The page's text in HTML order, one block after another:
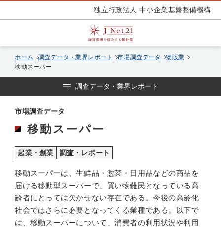
独立行政法人 中小企業基盤整備機構
ホーム 調査データ・業界レポート 市場調査データ
物販業
移動スーパー
調査データ・業界レポート
市場調査データ
移動スーパー
起業・創業 調査・レポート
移動スーパーは、生鮮品・惣菜・日用品などの商品を
届ける移動型スーパーで、買い物難民となっている高
齢者にとっては欠かせない存在である。今後の高齢化
社会ではさらに必要となってくる業種である。以下で
は、移動スーパーについて、消費者の利用状況や利用